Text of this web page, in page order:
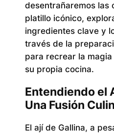
desentrañaremos las
platillo icónico,
ingredientes clave y
través de la
para recrear la
su propia cocina.
Entendiendo el
Una Fusión
El ají de Gallina, a